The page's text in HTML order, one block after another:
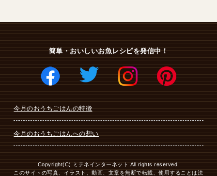
簡単・おいしいお魚レシピを発信中！
今月のおうちごはんの特徴
今月のおうちごはんへの想い
Copyright(C) ミテネインターネット All rights reserved.
このサイトの写真、イラスト、動画、文章を無断で転載、使用することは法